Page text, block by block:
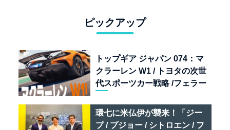
ピックアップ
トップギア ジャパン 074：マ
クラーレン W1 / トヨタの次世
代スポーツカー戦略 /フェラー
リオ /ベントレー スーパース
ポーツ
環七に米仏伊が襲来！「ジー
プ / プジョー / シトロエン / フ